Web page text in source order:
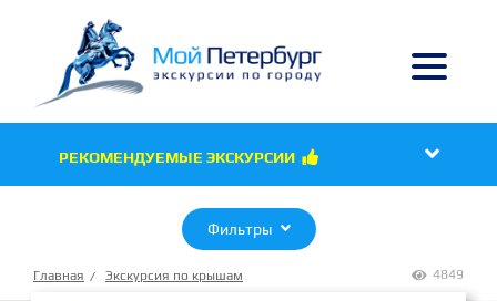
РЕКОМЕНДУЕМЫЕ ЭКСКУРСИИ  
Фильтры 
Главная Экскурсия по крышам  4849